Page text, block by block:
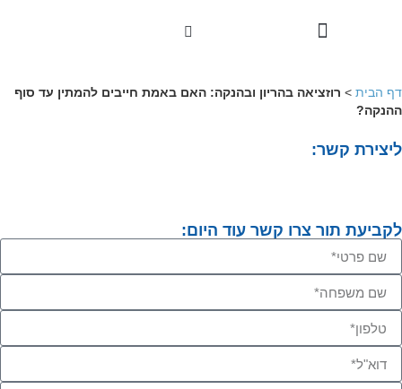
דף הבית > רוזציאה בהריון ובהנקה: האם באמת חייבים להמתין עד סוף
ההנקה?
ליצירת קשר:
לקביעת תור צרו קשר עוד היום: